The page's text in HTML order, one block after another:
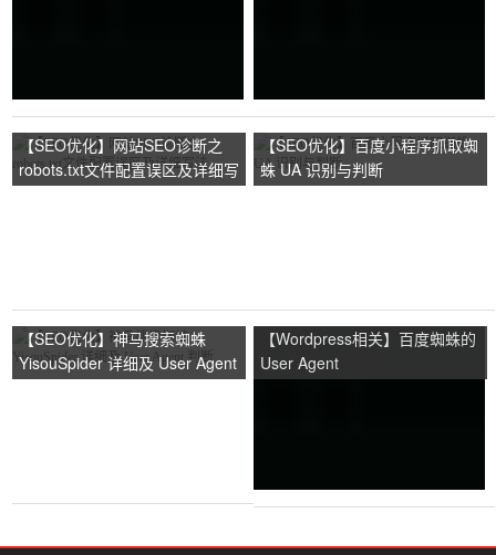
【SEO优化】网站SEO诊断之
robots.txt文件配置误区及详细写
【SEO优化】百度小程序抓取蜘
蛛 UA 识别与判断
【SEO优化】神马搜索蜘蛛
YisouSpider 详细及 User Agent
【Wordpress相关】百度蜘蛛的
User Agent